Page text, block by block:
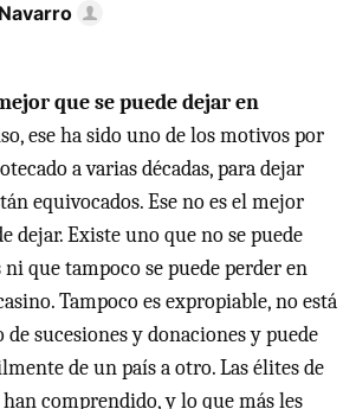
que se puede dejar en
ese ha sido uno de los motivos por
a varias décadas, para dejar
equivocados. Ese no es el mejor
dejar. Existe uno que no se puede
que tampoco se puede perder en
Tampoco es expropiable, no está
sucesiones y donaciones y puede
de un país a otro. Las élites de
comprendido, y lo que más les